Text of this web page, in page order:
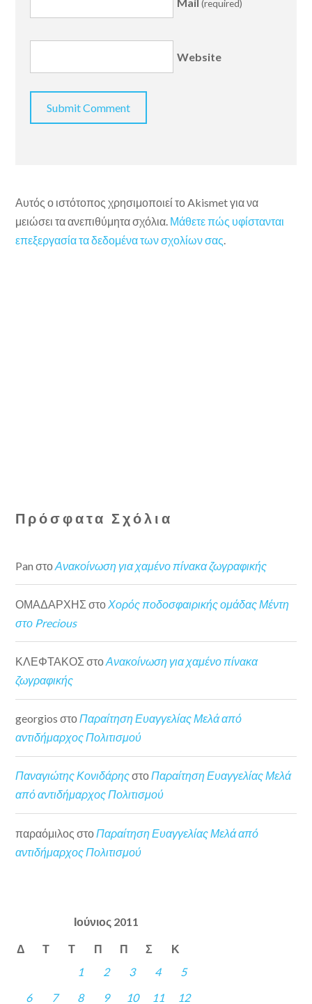
(required)
Website
Αυτός ο ιστότοπος χρησιμοποιεί το Akismet για να
μειώσει τα ανεπιθύμητα σχόλια. Μάθετε πώς υφίστανται
επεξεργασία τα δεδομένα των σχολίων σας
Πρόσφατα Σχόλια
Pan στοΑνακοίνωση για χαμένο πίνακα ζωγραφικής
ΟΜΑΔΑΡΧΗΣ στοΧορός ποδοσφαιρικής ομάδας Μέντη
στο Precious
ΚΛΕΦΤΑΚΟΣ στοΑνακοίνωση για χαμένο πίνακα
ζωγραφικής
georgios στοΠαραίτηση Ευαγγελίας Μελά από
αντιδήμαρχος Πολιτισμού
Παναγιώτης ΚονιδάρηςστοΠαραίτηση Ευαγγελίας Μελά
από αντιδήμαρχος Πολιτισμού
παραόμιλος στο Παραίτηση Ευαγγελίας Μελά από
αντιδήμαρχος Πολιτισμού
Ιούνιος 2011
Δ Τ Τ Π Π Σ Κ
1 2 3 4
5
6
7 8 9 10 11
12